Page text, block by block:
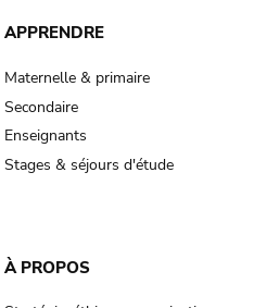
APPRENDRE
Maternelle & primaire
Secondaire
Enseignants
Stages & séjours d'étude
À PROPOS